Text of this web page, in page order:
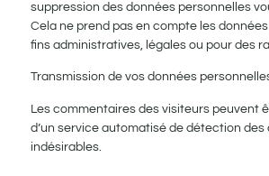
suppression des données personnelles
Cela ne prend pas en compte les
fins administratives, légales ou pour des
Transmission de vos données
Les commentaires des visiteurs peuvent
d’un service automatisé de détection
indésirables.